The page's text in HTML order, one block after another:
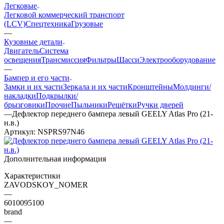
Легковые
Легковой коммерческий транспорт
(LCV)СпецтехникаГрузовые
—
Кузовные детали
ДвигательСистема
освещенияТрансмиссияФильтрыШассиЭлектрооборудование
—
Бампер и его части
Замки и их частиЗеркала и их частиКронштейныМолдинги/
накладкиПодкрылки/
брызговикиПрочиеПыльникиРешёткиРучки дверей
—Дефлектор переднего бампера левый GEELY Atlas Pro (21-
н.в.)
Артикул: NSPRS97N46
Дополнительная информация
Характеристики
ZAVODSKOY_NOMER
—
6010095100
brand
—